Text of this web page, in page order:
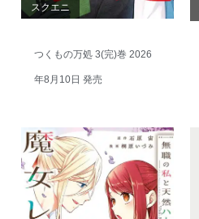
スクエニ
つくもの万処 3(完)巻 2026
年8月10日 発売